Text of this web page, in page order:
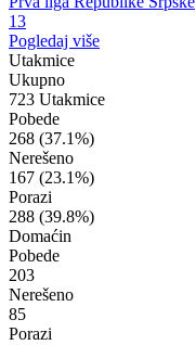
13
Pogledaj više
Utakmice
Ukupno
723 Utakmice
Pobede
268 (37.1%)
Nerešeno
167 (23.1%)
Porazi
288 (39.8%)
Domaćin
Pobede
203
Nerešeno
85
Porazi